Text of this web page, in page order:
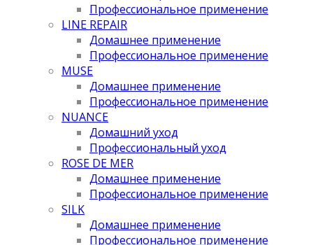
Профессиональное применение
LINE REPAIR
Домашнее применение
Профессиональное применение
MUSE
Домашнее применение
Профессиональное применение
NUANCE
Домашний уход
Профессиональный уход
ROSE DE MER
Домашнее применение
Профессиональное применение
SILK
Домашнее применение
Профессиональное применение